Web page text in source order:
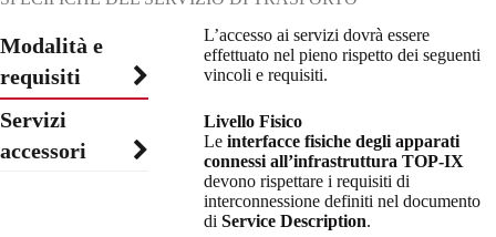
Modalità e
requisiti
Servizi
accessori
L’accesso ai servizi dovrà essere
effettuato nel pieno rispetto dei seguenti
vincoli e requisiti.
Livello Fisico
Le interfacce fisiche degli apparati
connessi all’infrastruttura TOP-IX
devono rispettare i requisiti di
interconnessione definiti nel documento
diService Description.